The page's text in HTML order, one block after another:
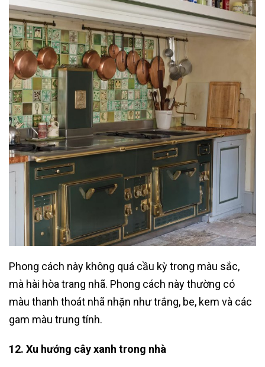
Phong cách này không quá cầu kỳ trong màu sắc,
mà hài hòa trang nhã. Phong cách này thường có
màu thanh thoát nhã nhặn như trắng, be, kem và các
gam màu trung tính.
12. Xu hướng cây xanh trong nhà